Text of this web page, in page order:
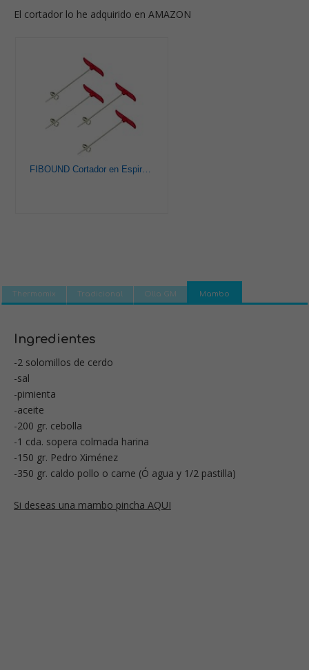
El cortador lo he adquirido en AMAZON
FIBOUND Cortador en Espiral de Verduras, Herramienta de Tallado en Espiral de Verduras, Cuchillo en Espiral para Frutas, Herramientas de Tallado de Verduras (Rojo)
Thermomix Tradicional Olla GM Mambo
Ingredientes
-2 solomillos de cerdo
-sal
-pimienta
-aceite
-200 gr. cebolla
-1 cda. sopera colmada harina
-150 gr. Pedro Ximénez
-350 gr. caldo pollo o carne (Ó agua y 1/2 pastilla)
Si deseas una mambo pincha AQUI